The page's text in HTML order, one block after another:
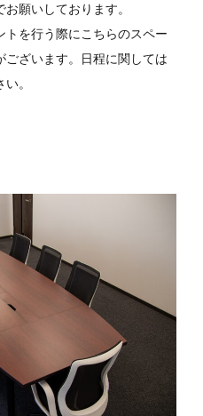
願いしております。
トを行う際にこちらのスペー
ございます。日程に関しては
。